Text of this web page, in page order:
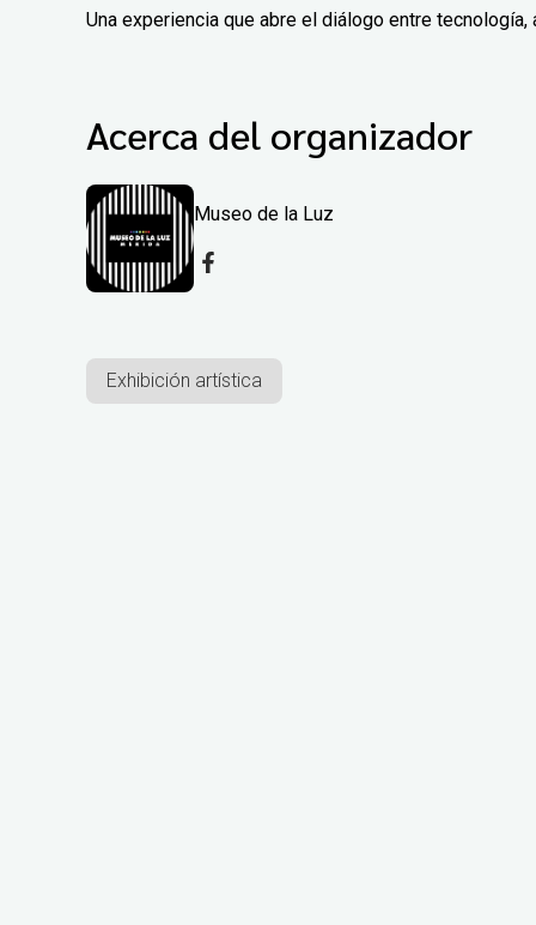
Una experiencia que abre el diálogo entre
Acerca del organizador
Museo de la Luz
Exhibición artística